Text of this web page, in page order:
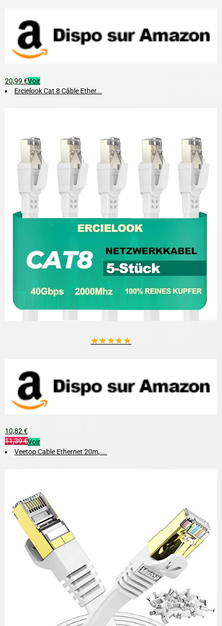
20,99 €Voir
Ercielook Cat 8 Câble Ether...
★★★★★
10,82 €
11,39 €Voir
Veetop Cable Ethernet 20m, ...